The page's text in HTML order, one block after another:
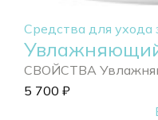
Средства для ухода
СВОЙСТВА
5 700 ₽